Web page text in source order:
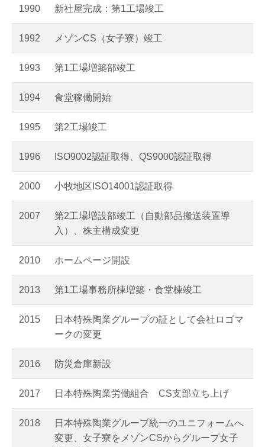
1990 新社屋完成：第1工場竣工
1992 メゾンCS（女子寮）竣工
1993 第1工場増築部竣工
1994 食堂稼働開始
1995 第2工場竣工
1996 ISO9002認証取得、QS9000認証取得
2000 小牧地区ISO14001認証取得
2007
第2工場増設部竣工（自動部品搬送装置導
入）、株主構成変更
2010 ホームページ開設
2013 第1工場事務所棟増築・食堂棟竣工
2015
日本特殊陶業グループの証として会社ロゴマ
ークの変更
2016 防災倉庫新設
2017 日本特殊陶業労働組合 CS支部立ち上げ
2018
日本特殊陶業グループ統一のユニフォームへ
変更、女子寮をメゾンCSからグループ女子